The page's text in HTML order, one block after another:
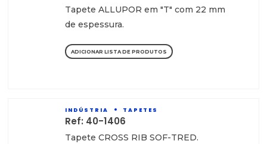
Tapete ALLUPOR em "T" com 22 mm
de espessura.
ADICIONAR LISTA DE PRODUTOS
INDÚSTRIA TAPETES
Ref: 40-1406
Tapete CROSS RIB SOF-TRED.